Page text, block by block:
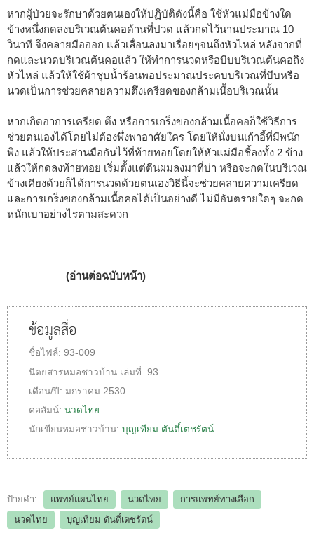
หากผู้ป่วยจะรักษาด้วยตนเองให้ปฏิบัติดังนี้คือ ใช้หัวแม่มือข้างใด
ข้างหนึ่งกดลงบริเวณต้นคอด้านที่ปวด แล้วกดไว้นานประมาณ 10
วินาที จึงคลายมือออก แล้วเลื่อนลงมาเรื่อยๆจนถึงหัวไหล่ หลังจากที่
กดและนวดบริเวณต้นคอแล้ว ให้ทำการนวดหรือบีบบริเวณต้นคอถึง
หัวไหล่ แล้วให้ใช้ผ้าชุบน้ำร้อนพอประมาณประคบบริเวณที่บีบหรือ
นวดเป็นการช่วยคลายความตึงเครียดของกล้ามเนื้อบริเวณนั้น
หากเกิดอาการเครียด ตึง หรือการเกร็งของกล้ามเนื้อคอก็ใช้วิธีการ
ช่วยตนเองได้โดยไม่ต้องพึ่งพาอาศัยใคร โดยให้นั่งบนเก้าอี้ที่มีพนัก
พิง แล้วให้ประสานมือกันไว้ที่ท้ายทอยโดยให้หัวแม่มือชี้ลงทั้ง 2 ข้าง
แล้วให้กดลงท้ายทอย เริ่มตั้งแต่ตีนผมลงมาที่บ่า หรือจะกดในบริเวณ
ข้างเคียงด้วยก็ได้การนวดด้วยตนเองวิธีนี้จะช่วยคลายความเครียด
และการเกร็งของกล้ามเนื้อคอได้เป็นอย่างดี ไม่มีอันตรายใดๆ จะกด
หนักเบาอย่างไรตามสะดวก
(อ่านต่อฉบับหน้า)
ข้อมูลสื่อ
ชื่อไฟล์: 93-009
นิตยสารหมอชาวบ้าน เล่มที่: 93
เดือน/ปี: มกราคม 2530
คอลัมน์: นวดไทย
นักเขียนหมอชาวบ้าน: บุญเทียม ตันติ์เตชรัตน์
ป้ายคำ: แพทย์แผนไทย นวดไทย
การแพทย์ทางเลือก
นวดไทย
บุญเทียม ตันติ์เตชรัตน์